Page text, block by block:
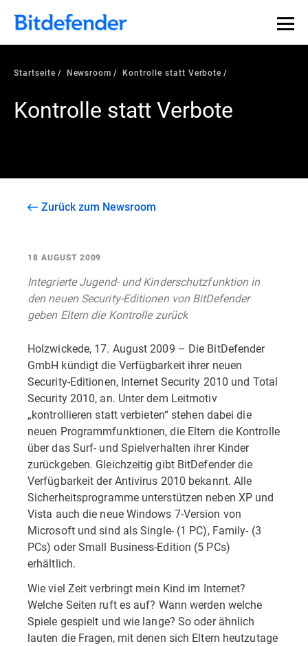
Startseite Newsroom Kontrolle statt Verbote
Kontrolle statt Verbote
Zurück zum Newsroom
18 AUGUST 2009
Integrierte Jugend- und Kinderschutzfunktion in
den neuen Security-Editionen von BitDefender
geben Eltern die Kontrolle zurück
Holzwickede, 17. August 2009 – Die BitDefender
GmbH kündigt die Verfügbarkeit ihrer neuen
Security-Editionen, Internet Security 2010 und Total
Security 2010, an. Unter dem Leitmotiv
„kontrollieren statt verbieten“ stehen dabei die
neuen Programmfunktionen, die Eltern die Kontrolle
über das Surf- und Spielverhalten ihrer Kinder
zurückgeben. Gleichzeitig gibt BitDefender die
Verfügbarkeit der Antivirus 2010 bekannt. Alle
Sicherheitsprogramme unterstützen neben XP und
Vista auch die neue Windows 7-Version von
Microsoft und sind als Single- (1 PC), Family- (3
PCs) oder Small Business-Edition (5 PCs)
erhältlich.
Wie viel Zeit verbringt mein Kind im Internet?
Welche Seiten ruft es auf? Wann werden welche
Spiele gespielt und wie lange? So oder ähnlich
lauten die Fragen, mit denen sich Eltern heutzutage